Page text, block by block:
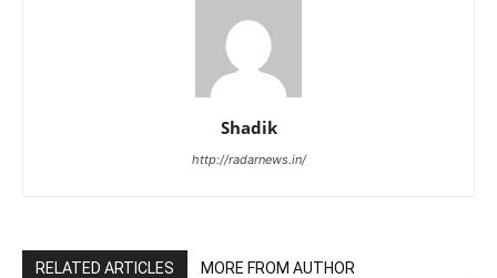
Shadik
http://radarnews.in/
RELATED ARTICLES MORE FROM AUTHOR